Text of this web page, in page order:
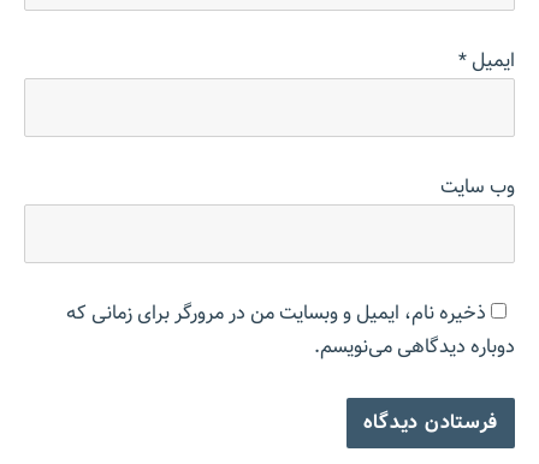
ایمیل*
وب‌ سایت
ذخیره نام، ایمیل و وبسایت من در مرورگر برای زمانی که
دوباره دیدگاهی می‌نویسم.